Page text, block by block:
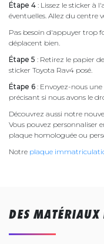
Étape 4 : Lissez le sticker à
éventuelles. Allez du centre
Pas besoin d'appuyer trop
déplacent bien.
Étape 5 : Retirez le papier
sticker Toyota Rav4 posé.
Étape 6 : Envoyez-nous
précisant si nous avons le
Découvrez aussi notre
Vous pouvez personnaliser
plaque homologuée ou
Notre plaque
DES